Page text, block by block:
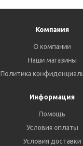
Компания
О компании
Наши магазины
Политика
Информация
Помощь
Условия оплаты
Условия доставки